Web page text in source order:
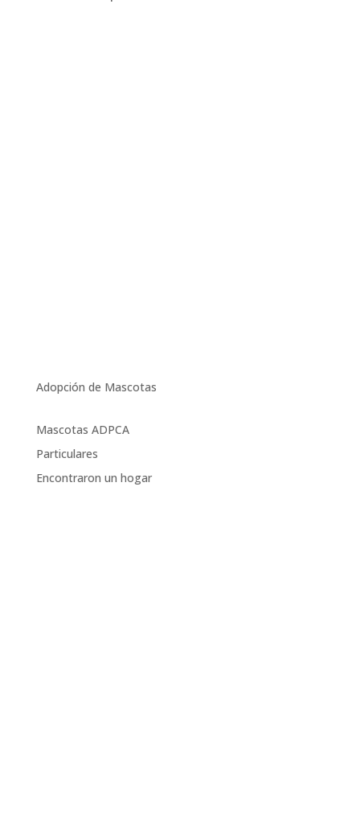
Adopción de Mascotas
Mascotas ADPCA
Particulares
Encontraron un hogar